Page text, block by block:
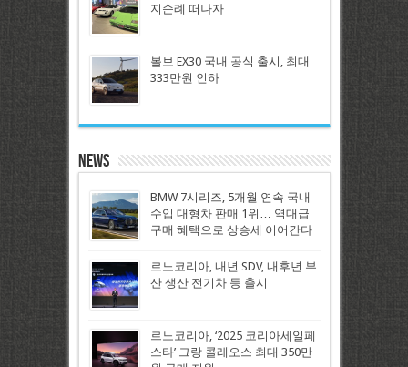
지순례 떠나자
볼보 EX30 국내 공식 출시, 최대
333만원 인하
News
BMW 7시리즈, 5개월 연속 국내
수입 대형차 판매 1위… 역대급
구매 혜택으로 상승세 이어간다
르노코리아, 내년 SDV, 내후년 부
산 생산 전기차 등 출시
르노코리아, ‘2025 코리아세일페
스타’ 그랑 콜레오스 최대 350만